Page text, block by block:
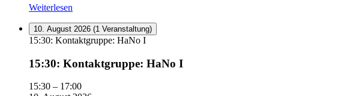
Weiterlesen
10. August 2026 (1 Veranstaltung)
15:30: Kontaktgruppe: HaNo I
15:30: Kontaktgruppe: HaNo I
15:30 – 17:00